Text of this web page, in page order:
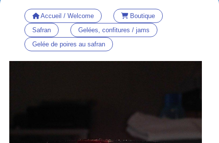
Accueil / Welcome
Boutique
Safran
Gelées, confitures / jams
Gelée de poires au safran